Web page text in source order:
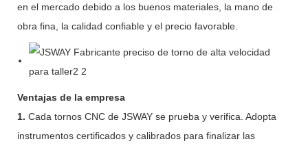
en el mercado debido a los buenos materiales, la mano de
obra fina, la calidad confiable y el precio favorable.
Ventajas de la empresa
1. Cada tornos CNC de JSWAY se prueba y verifica. Adopta
instrumentos certificados y calibrados para finalizar las